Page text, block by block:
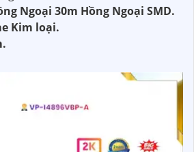
Ngoại 30m Hồng Ngoại SMD.
Kim loại.